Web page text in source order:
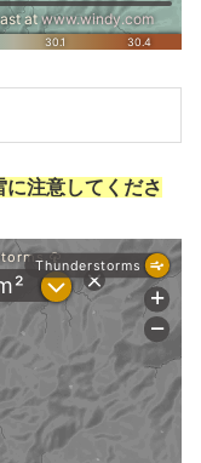
注意してくださ